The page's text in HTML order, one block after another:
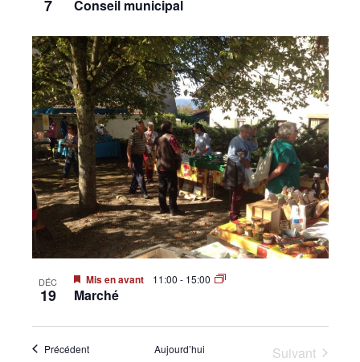
7 Conseil municipal
DÉC
19
Mis en avant 11:00 - 15:00
Marché
PrécédentÉvènements Aujourd’hui
Suivant